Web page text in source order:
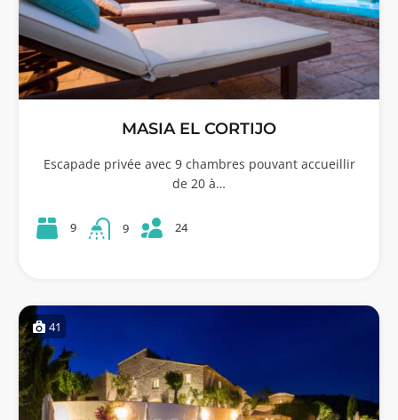
MASIA EL CORTIJO
Escapade privée avec 9 chambres pouvant accueillir
de 20 à…
9 9 24
41